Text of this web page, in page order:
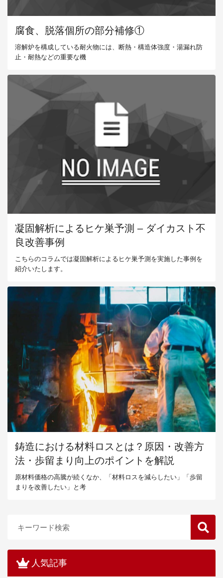
腐食、脱落個所の部分補修①
溶解炉を構成している耐火物には、断熱・構造体強度・湯漏れ防
止・耐熱などの重要な機
凝固解析によるヒケ巣予測 – ダイカスト不
良改善事例
こちらのコラムでは凝固解析によるヒケ巣予測を実施した事例を
紹介いたします。
鋳造における材料ロスとは？原因・改善方
法・歩留まり向上のポイントを解説
原材料価格の高騰が続くなか、「材料ロスを減らしたい」「歩留
まりを改善したい」と考
人気記事